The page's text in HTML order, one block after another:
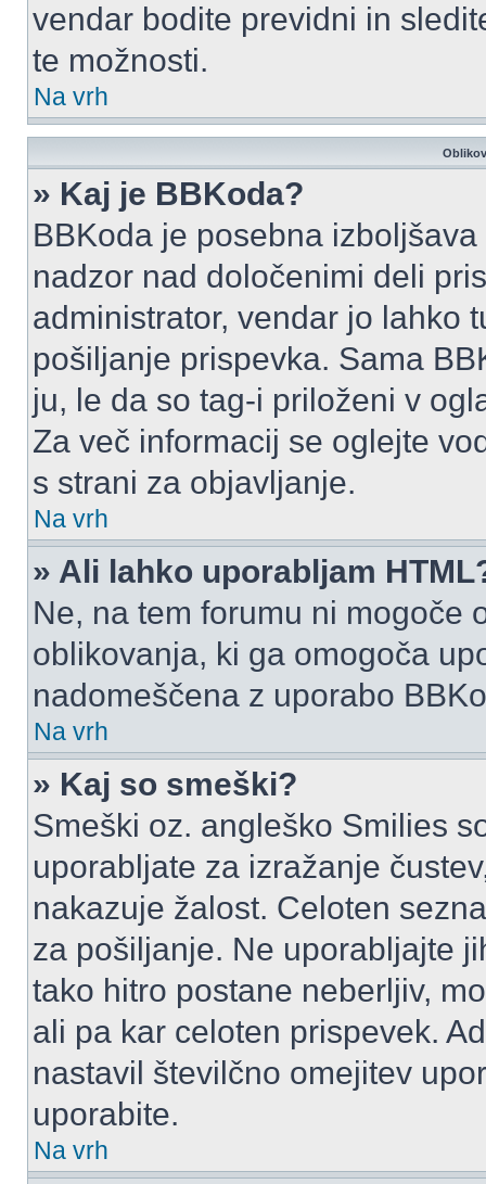
vendar bodite previdni in
te možnosti.
Na vrh
» Kaj je BBKoda?
BBKoda je posebna
nadzor nad določenimi deli
administrator, vendar jo lahko
pošiljanje prispevka. Sama
ju, le da so tag-i priloženi v
Za več informacij se oglejte
s strani za objavljanje.
Na vrh
» Ali lahko uporabljam
Ne, na tem forumu ni mogoče
oblikovanja, ki ga omogoča
nadomeščena z uporabo
Na vrh
» Kaj so smeški?
Smeški oz. angleško Smilies
uporabljate za izražanje
nakazuje žalost. Celoten
za pošiljanje. Ne uporabljajte
tako hitro postane neberljiv,
ali pa kar celoten prispevek.
nastavil številčno omejitev
uporabite.
Na vrh